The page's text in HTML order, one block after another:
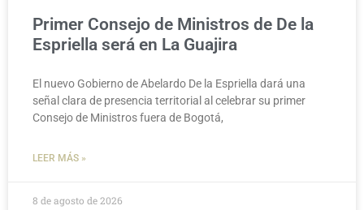
Primer Consejo de Ministros de De la
Espriella será en La Guajira
El nuevo Gobierno de Abelardo De la Espriella dará una
señal clara de presencia territorial al celebrar su primer
Consejo de Ministros fuera de Bogotá,
LEER MÁS »
8 de agosto de 2026